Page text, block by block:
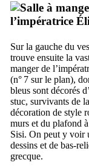
l’impératrice
Sur la gauche du
trouve ensuite la
manger de
(n° 7 sur le plan),
bleus sont décorés
stuc, survivants de
décoration de style
murs et du plafond
Sisi. On peut y voir
dessins et de bas-
grecque.